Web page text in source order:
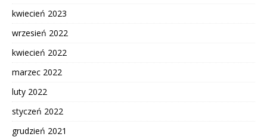
kwiecień 2023
wrzesień 2022
kwiecień 2022
marzec 2022
luty 2022
styczeń 2022
grudzień 2021